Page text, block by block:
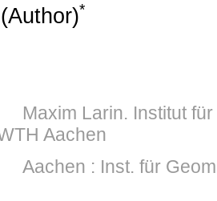
(Author)*
Maxim Larin. Institut
Aachen
Aachen : Inst. für